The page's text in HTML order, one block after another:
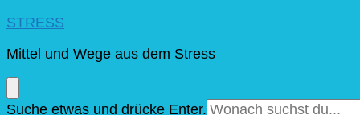
STRESS
Mittel und Wege aus dem Stress
Suchst
Suche etwas und drücke Enter.